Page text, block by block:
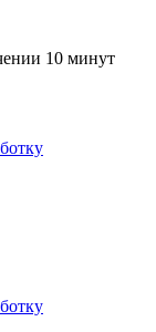
10 минут